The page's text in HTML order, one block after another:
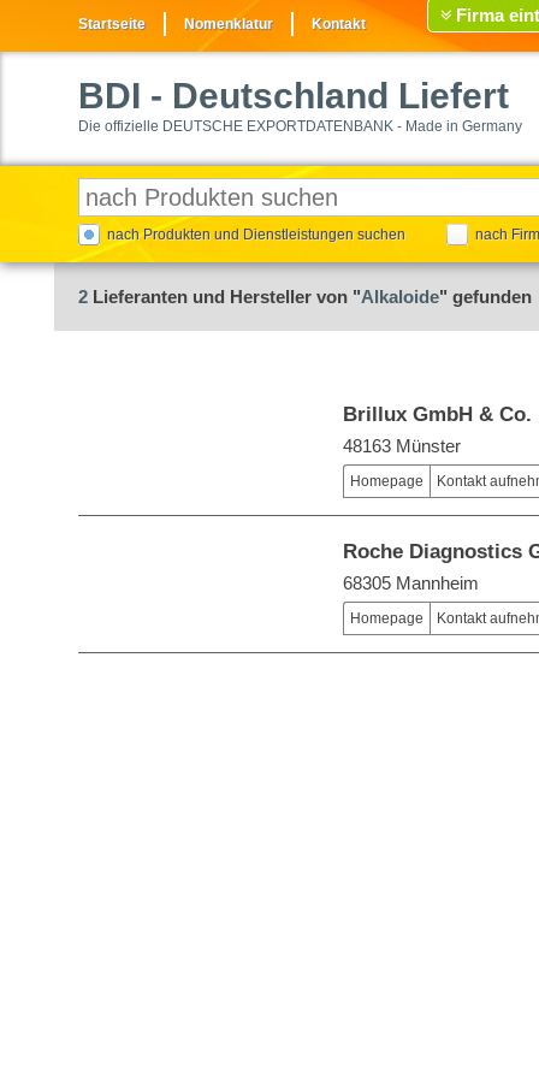
Startseite Nomenklatur Kontakt Firma
BDI - Deutschland Liefert
Die offizielle DEUTSCHE EXPORTDATENBANK - Made in Germany
nach Produkten und Dienstleistungen suchen nach
2 Lieferanten und Hersteller von "Alkaloide" gefunden
Brillux GmbH & Co.
48163 Münster
Homepage Kontakt
Roche Diagnostics
68305 Mannheim
Homepage Kontakt